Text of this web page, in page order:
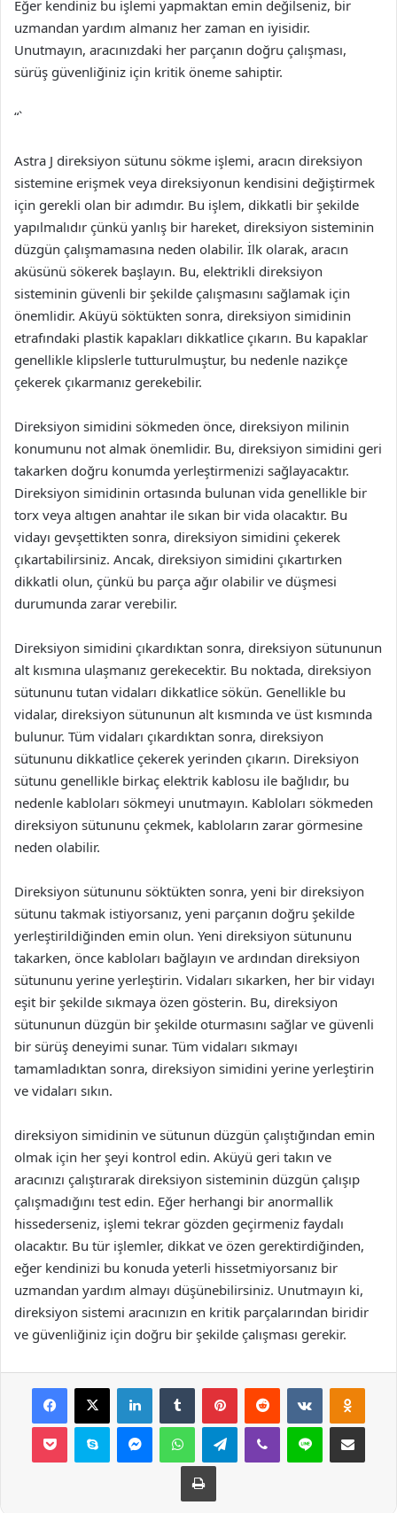
Eğer kendiniz bu işlemi yapmaktan emin değilseniz, bir
uzmandan yardım almanız her zaman en iyisidir.
Unutmayın, aracınızdaki her parçanın doğru çalışması,
sürüş güvenliğiniz için kritik öneme sahiptir.
“`
Astra J direksiyon sütunu sökme işlemi, aracın direksiyon
sistemine erişmek veya direksiyonun kendisini değiştirmek
için gerekli olan bir adımdır. Bu işlem, dikkatli bir şekilde
yapılmalıdır çünkü yanlış bir hareket, direksiyon sisteminin
düzgün çalışmamasına neden olabilir. İlk olarak, aracın
aküsünü sökerek başlayın. Bu, elektrikli direksiyon
sisteminin güvenli bir şekilde çalışmasını sağlamak için
önemlidir. Aküyü söktükten sonra, direksiyon simidinin
etrafındaki plastik kapakları dikkatlice çıkarın. Bu kapaklar
genellikle klipslerle tutturulmuştur, bu nedenle nazikçe
çekerek çıkarmanız gerekebilir.
Direksiyon simidini sökmeden önce, direksiyon milinin
konumunu not almak önemlidir. Bu, direksiyon simidini geri
takarken doğru konumda yerleştirmenizi sağlayacaktır.
Direksiyon simidinin ortasında bulunan vida genellikle bir
torx veya altıgen anahtar ile sıkan bir vida olacaktır. Bu
vidayı gevşettikten sonra, direksiyon simidini çekerek
çıkartabilirsiniz. Ancak, direksiyon simidini çıkartırken
dikkatli olun, çünkü bu parça ağır olabilir ve düşmesi
durumunda zarar verebilir.
Direksiyon simidini çıkardıktan sonra, direksiyon sütununun
alt kısmına ulaşmanız gerekecektir. Bu noktada, direksiyon
sütununu tutan vidaları dikkatlice sökün. Genellikle bu
vidalar, direksiyon sütununun alt kısmında ve üst kısmında
bulunur. Tüm vidaları çıkardıktan sonra, direksiyon
sütununu dikkatlice çekerek yerinden çıkarın. Direksiyon
sütunu genellikle birkaç elektrik kablosu ile bağlıdır, bu
nedenle kabloları sökmeyi unutmayın. Kabloları sökmeden
direksiyon sütununu çekmek, kabloların zarar görmesine
neden olabilir.
Direksiyon sütununu söktükten sonra, yeni bir direksiyon
sütunu takmak istiyorsanız, yeni parçanın doğru şekilde
yerleştirildiğinden emin olun. Yeni direksiyon sütununu
takarken, önce kabloları bağlayın ve ardından direksiyon
sütununu yerine yerleştirin. Vidaları sıkarken, her bir vidayı
eşit bir şekilde sıkmaya özen gösterin. Bu, direksiyon
sütununun düzgün bir şekilde oturmasını sağlar ve güvenli
bir sürüş deneyimi sunar. Tüm vidaları sıkmayı
tamamladıktan sonra, direksiyon simidini yerine yerleştirin
ve vidaları sıkın.
direksiyon simidinin ve sütunun düzgün çalıştığından emin
olmak için her şeyi kontrol edin. Aküyü geri takın ve
aracınızı çalıştırarak direksiyon sisteminin düzgün çalışıp
çalışmadığını test edin. Eğer herhangi bir anormallik
hissederseniz, işlemi tekrar gözden geçirmeniz faydalı
olacaktır. Bu tür işlemler, dikkat ve özen gerektirdiğinden,
eğer kendinizi bu konuda yeterli hissetmiyorsanız bir
uzmandan yardım almayı düşünebilirsiniz. Unutmayın ki,
direksiyon sistemi aracınızın en kritik parçalarından biridir
ve güvenliğiniz için doğru bir şekilde çalışması gerekir.
Facebook
X LinkedInTumblr PinterestReddit VKontakte
Pocket Skype MessengerWhatsAppTelegramViber Line E-Posta ile
Yazdır